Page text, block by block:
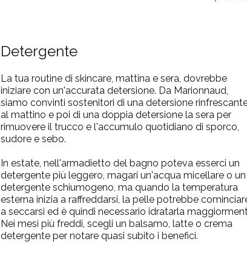
Detergente
La tua routine di skincare, mattina e sera, dovrebbe
iniziare con un'accurata detersione. Da Marionnaud,
siamo convinti sostenitori di una detersione
al mattino e poi di una doppia detersione la sera per
rimuovere il trucco e l'accumulo quotidiano di sporco,
sudore e sebo.
In estate, nell'armadietto del bagno poteva esserci un
detergente più leggero, magari un'acqua micellare o un
detergente schiumogeno, ma quando la temperatura
esterna inizia a raffreddarsi, la pelle potrebbe
a seccarsi ed è quindi necessario idratarla
Nei mesi più freddi, scegli un balsamo, latte o crema
detergente per notare quasi subito i benefici.